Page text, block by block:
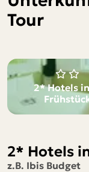
Tour
2* Hotels
2* Hotels
z.B. Ibis Budget